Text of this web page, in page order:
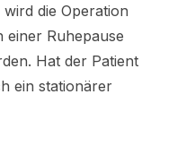
die Operation
einer Ruhepause
Hat der Patient
ein stationärer